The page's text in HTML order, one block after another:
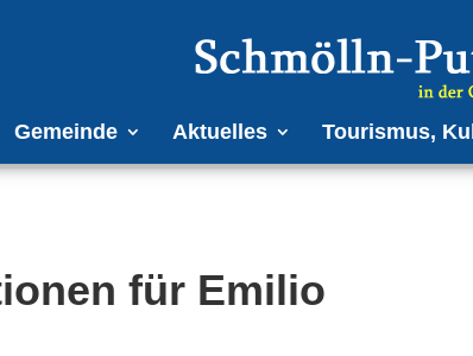
Gemeinde Aktuelles Tourismus,
für Emilio